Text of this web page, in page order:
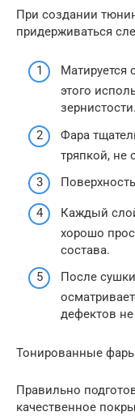
При создании
придерживаться
Матируется
этого
зернистости.
Фара
тряпкой, не
Каждый
хорошо
состава.
После
дефектов
Тонированные
Правильно
качественное